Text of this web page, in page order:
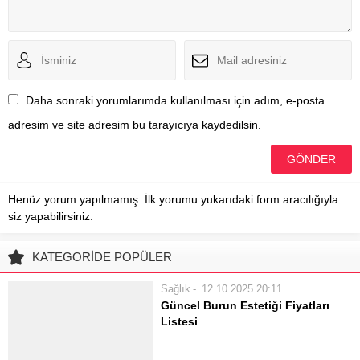
Daha sonraki yorumlarımda kullanılması için adım, e-posta
adresim ve site adresim bu tarayıcıya kaydedilsin.
Henüz yorum yapılmamış. İlk yorumu yukarıdaki form aracılığıyla
siz yapabilirsiniz.
KATEGORİDE POPÜLER
Sağlık 12.10.2025 20:11
Güncel Burun Estetiği Fiyatları
Listesi